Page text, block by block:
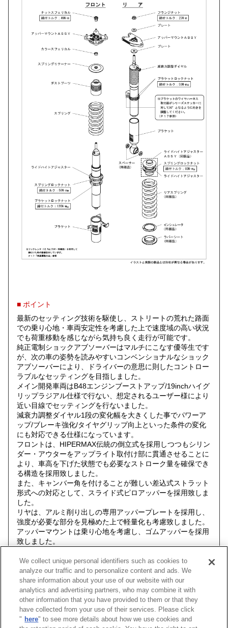
■ ポイント
最新のセッティング技術を駆使し、ストリートの荒れた路面
での乗り心地・車両安定性を考慮した上で速度域の高い状況
でも荷重移動を感じながら気持ち良く走行が可能です。
純正電制ショックアブソーバーはマルチにこなす優等生です
が、次の車の姿勢を読みやすいコンベンショナルなショック
アブソーバーにより、ドライバーの意思に則したコントロー
ラブルなセッティングを目指しました。
メイン開発車両はB48エンジンブーストアップ/19inchハイグ
リップラジアル仕様で行ない、想定されるユーザー様により
近い目線でセッティングを行ないました。
減衰力調整ダイヤル1段の変化幅を大きくした事でパワーア
ップ/ブレーキ強化/タイヤグリップ向上といった条件の変化
にも対応できる仕様になっています。
フロントは、HIPERMAX伝統の倒立式を採用しつつもシリン
ダー・アウターをアップライト取付け部に貫通させることに
より、車高を下げた状態でも必要なストローク量を確保でき
る構造を採用致しました。
また、キャンバー角を付けることが難しい差込式ストラット
形式への対応として、スライド式ピロアッパーを採用致しま
した。
リヤは、アルミ削り出しの専用アッパープレートを採用し、
強度が必要な部分を見極めた上で軽量化も考慮致しました。
アッパーマウントは乗り心地を考慮し、ゴムアッパーを採用
致しました。
ングレートの変更を容易に致しました。
内部部品の見直しにより3年6万キロ補償の高耐久を実現致し
ました。
※別途、電制ショックアブソーバーを取り外したことによる
エラーキャンセラーが必要です。
※出荷時はDB22用に調整されている為、DB42に取付ける場
合はテスト時のデータに調整してください。
We collect unique personal identifiers such as cookies to
analyze our traffic and to personalize content and ads. We
share information about your use of our website with our
analytics and advertising partners, who may combine it with
other information that you have provided to them or that they
have collected from your use of their services. Please click
" here" to see more details about how we use cookies and